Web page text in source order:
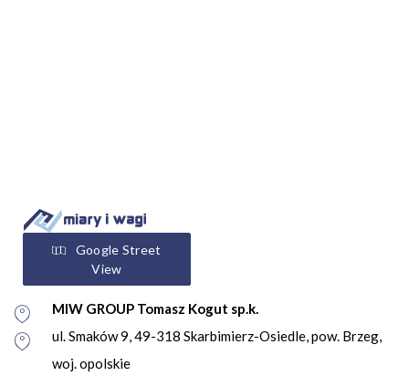
Google Street
View
MIW GROUP Tomasz Kogut sp.k.
ul. Smaków 9, 49-318 Skarbimierz-Osiedle, pow. Brzeg,
woj. opolskie